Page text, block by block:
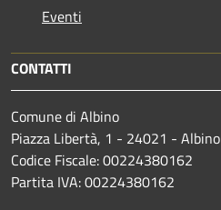
Eventi
CONTATTI
Comune di Albino
Piazza Libertà, 1 - 24021 - Albino
Codice Fiscale: 00224380162
Partita IVA: 00224380162